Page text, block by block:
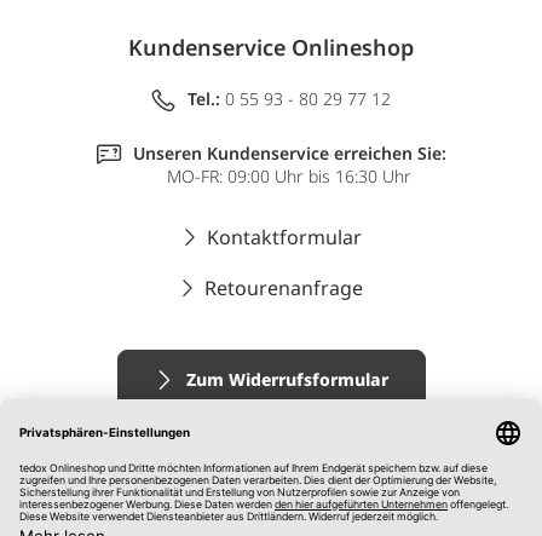
Kundenservice Onlineshop
Tel.: 0 55 93 - 80 29 77 12
Unseren Kundenservice erreichen Sie:
MO-FR: 09:00 Uhr bis 16:30 Uhr
Kontaktformular
Retourenanfrage
Zum Widerrufsformular
Impressum
AGB